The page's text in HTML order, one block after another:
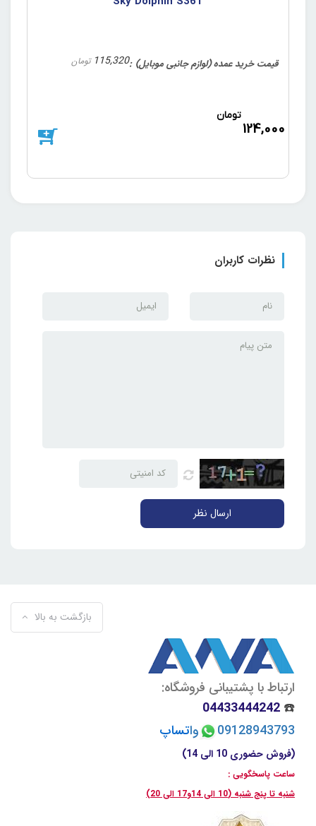
قیمت خرید عمده (لوازم جانبی موبایل) 115,320 تومان
124,000
تومان
نظرات کاربران
ارسال نظر
بازگشت به بالا
ارتباط با پشتیبانی فروشگاه:
☎️
04433444242
09128943793
واتساپ
(فروش حضوری 10 الی 14)
ساعت پاسخگویی :
شنبه تا پنج شنبه (10 الی 14و17 الی 20)